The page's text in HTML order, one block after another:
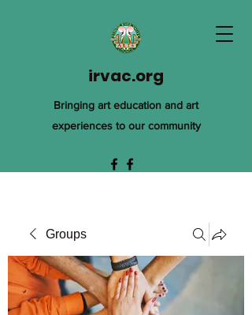
irvac.org
Bringing art education and art
experiences to our community
Groups